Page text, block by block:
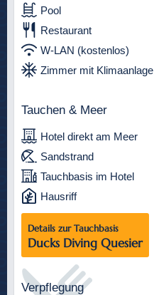
Pool
Restaurant
W-LAN (kostenlos)
Zimmer mit Klimaanlage
Tauchen & Meer
Hotel direkt am Meer
Sandstrand
Tauchbasis im Hotel
Hausriff
Details zur Tauchbasis
Ducks Diving Quesier
Verpflegung